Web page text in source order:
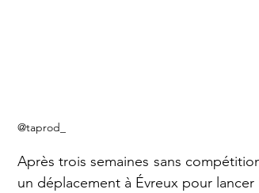
@taprod_
Après trois semaines sans
un déplacement à Évreux pour